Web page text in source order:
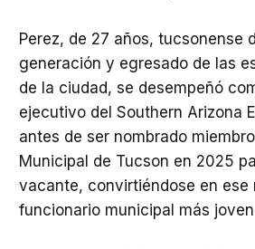
Perez, de 27 años, tucsonense
generación y egresado de las
de la ciudad, se desempeñó
ejecutivo del Southern Arizona
antes de ser nombrado
Municipal de Tucson en 2025
vacante, convirtiéndose en ese
funcionario municipal más